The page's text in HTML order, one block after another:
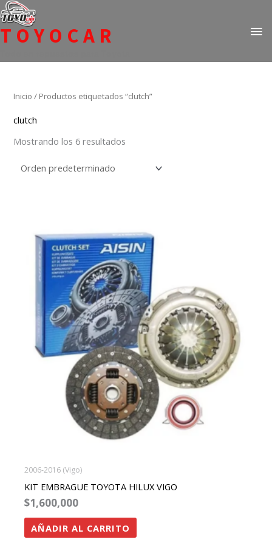
Ir
al
contenido
TOYOCAR
Inicio / Productos etiquetados “clutch”
clutch
Mostrando los 6 resultados
2006-2016 (Vigo)
KIT EMBRAGUE TOYOTA HILUX VIGO
$1,600,000
AÑADIR AL CARRITO